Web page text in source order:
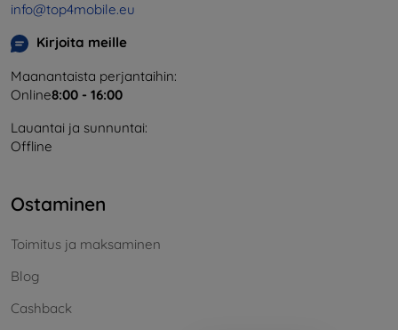
info@top4mobile.eu
Kirjoita meille
Maanantaista perjantaihin:
Online8:00 - 16:00
Lauantai ja sunnuntai:
Offline
Ostaminen
Toimitus ja maksaminen
Blog
Cashback